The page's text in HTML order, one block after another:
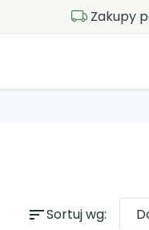
Zakupy
sortSortuj wg: